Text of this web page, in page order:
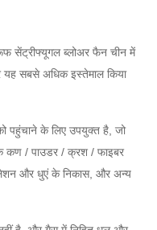
सेंट्रीफ्यूगल ब्लोअर फैन चीन में
यह सबसे अधिक इस्तेमाल किया
को पहुंचाने के लिए उपयुक्त है, जो
कण / पाउडर / क्रश / फाइबर
और धुएं के निकास, और अन्य